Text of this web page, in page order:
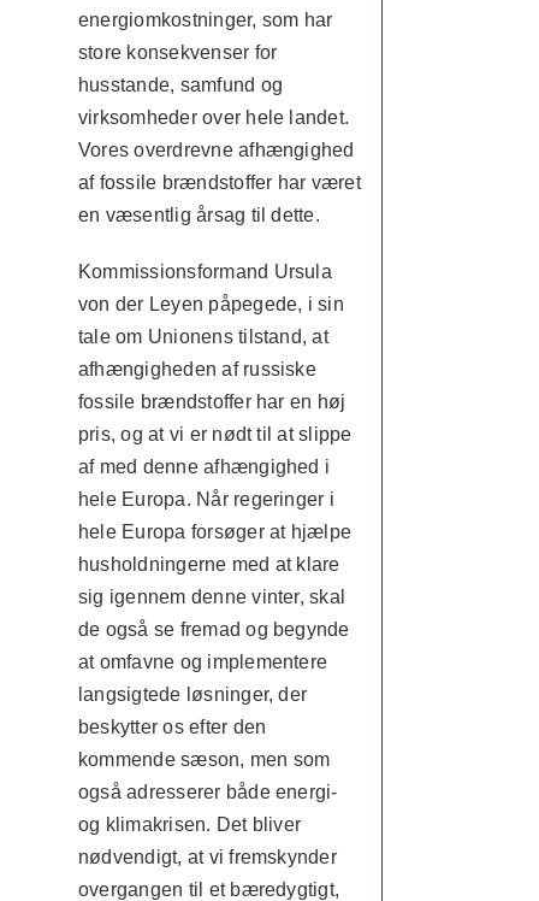
energiomkostninger, som har
store konsekvenser for
husstande, samfund og
virksomheder over hele landet.
Vores overdrevne afhængighed
af fossile brændstoffer har været
en væsentlig årsag til dette.
Kommissionsformand Ursula
von der Leyen påpegede, i sin
tale om Unionens tilstand, at
afhængigheden af russiske
fossile brændstoffer har en høj
pris, og at vi er nødt til at slippe
af med denne afhængighed i
hele Europa. Når regeringer i
hele Europa forsøger at hjælpe
husholdningerne med at klare
sig igennem denne vinter, skal
de også se fremad og begynde
at omfavne og implementere
langsigtede løsninger, der
beskytter os efter den
kommende sæson, men som
også adresserer både energi-
og klimakrisen. Det bliver
nødvendigt, at vi fremskynder
overgangen til et bæredygtigt,